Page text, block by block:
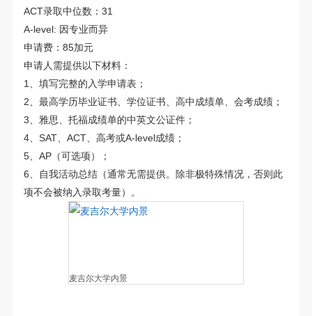
ACT录取中位数：31
A-level: 因专业而异
申请费：85加元
申请人需提供以下材料：
1、填写完整的入学申请表；
2、最高学历毕业证书、学位证书、高中成绩单、会考成绩；
3、雅思、托福成绩单的中英文公证件；
4、SAT、ACT、高考或A-level成绩；
5、AP（可选项）；
6、自我活动总结（通常无需提供。除非极特殊情况，否则此
项不会被纳入录取考量）。
麦吉尔大学内景